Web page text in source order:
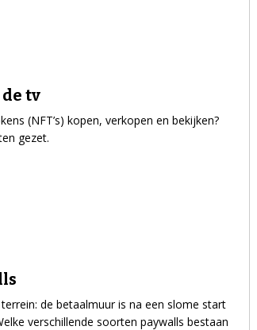
tv
(NFT’s) kopen, verkopen en bekijken?
gezet.
de betaalmuur is na een slome start
verschillende soorten paywalls bestaan